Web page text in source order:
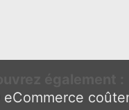
eCommerce